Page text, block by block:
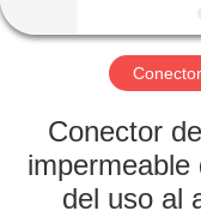
VIAJE
FÁBRICA
Conector
del uso al